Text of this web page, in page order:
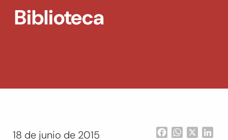
DROPDOWN
Biblioteca
18 de junio de 2015 FacebookWhatsApp